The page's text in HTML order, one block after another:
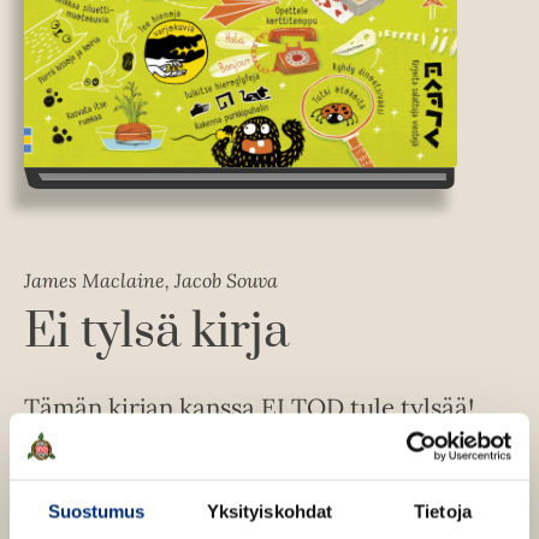
Suostumus Yksityiskohdat Tietoja
James Maclaine, Jacob Souva
Ei tylsä kirja
Tämän kirjan kanssa EI TOD tule tylsää!
tekemistä: keksi oma salakieli, rakenna lumiukko